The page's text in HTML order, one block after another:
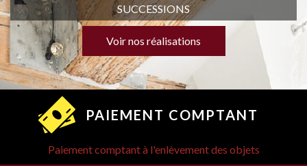
SUCCESSIONS
Voir nos réalisations
PAIEMENT COMPTANT
Paiement comptant à l'enlèvement des objets